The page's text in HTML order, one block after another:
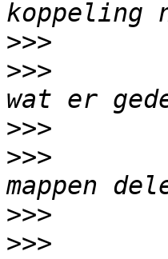
>>>
>>>
>>>
>>>
>>>
>>>